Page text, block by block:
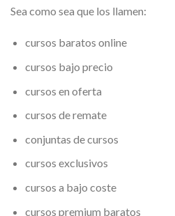
Sea como sea que los llamen:
cursos baratos online
cursos bajo precio
cursos en oferta
cursos de remate
conjuntas de cursos
cursos exclusivos
cursos a bajo coste
cursos premium baratos